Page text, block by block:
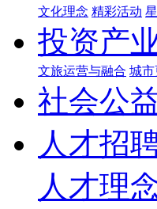
文化理念 精彩活动
投资产
文旅运营与融合 城市
社会公
人才招
人才理